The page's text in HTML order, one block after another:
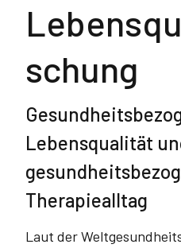
schung
Lebensqualität
Therapiealltag
Laut der